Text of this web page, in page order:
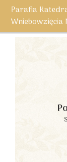
Parafia
Wniebowzięcia